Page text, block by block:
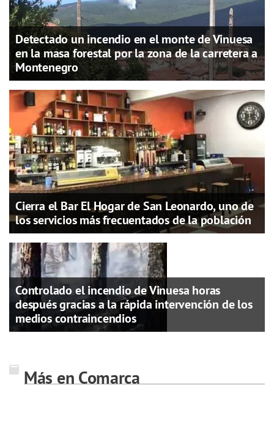
Detectado un incendio en el monte de Vinuesa
en la masa forestal por la zona de la carretera a
Montenegro
Cierra el Bar El Hogar de San Leonardo, uno de
los servicios más frecuentados de la población
Controlado el incendio de Vinuesa horas
después gracias a la rápida intervención de los
medios contraincendios
Más en Comarca